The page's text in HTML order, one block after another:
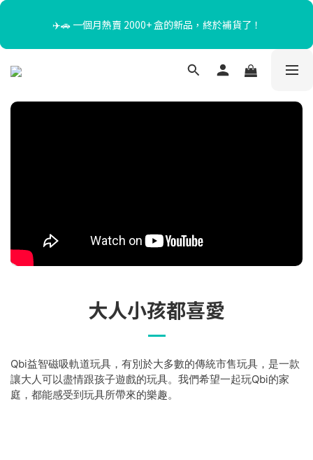
暑假限定☀️滿額送迴力小貨車、最高再折$650！
✈️🚗 一個月熱賣 2000+ 盒的新品，終於補貨了！
Taiwan Free Ship NT$1,000+｜HK/Macau NT$400, Free
大人小孩都喜愛
Qbi益智磁吸軌道玩具，有別於大多數的傳統市售玩具，是一款
讓大人可以盡情跟孩子遊戲的玩具。我們希望一起玩Qbi的家
庭，都能感受到玩具所帶來的樂趣。